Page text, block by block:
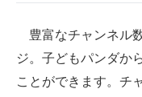
豊富なチャンネル
ジ。子どもパンダか
ことができます。チ